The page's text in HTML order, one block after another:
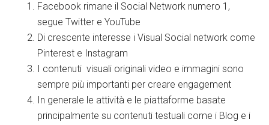
Facebook rimane il Social Network numero 1,
segue Twitter e YouTube
Di crescente interesse i Visual Social network come
Pinterest e Instagram
I contenuti visuali originali video e immagini sono
sempre più importanti per creare engagement
In generale le attività e le piattaforme basate
principalmente su contenuti testuali come i Blog e i